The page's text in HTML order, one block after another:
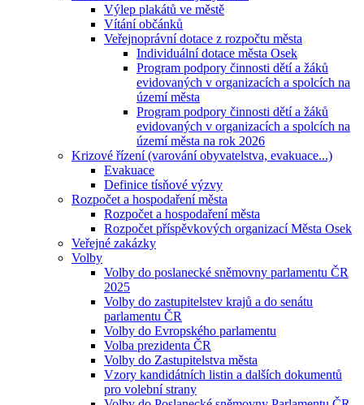
Výlep plakátů ve městě
Vítání občánků
Veřejnoprávní dotace z rozpočtu města
Individuální dotace města Osek
Program podpory činnosti dětí a žáků
evidovaných v organizacích a spolcích na
území města
Program podpory činnosti dětí a žáků
evidovaných v organizacích a spolcích na
území města na rok 2026
Krizové řízení (varování obyvatelstva, evakuace...)
Evakuace
Definice tísňové výzvy
Rozpočet a hospodaření města
Rozpočet a hospodaření města
Rozpočet příspěvkových organizací Města Osek
Veřejné zakázky
Volby
Volby do poslanecké sněmovny parlamentu ČR
2025
Volby do zastupitelstev krajů a do senátu
parlamentu ČR
Volby do Evropského parlamentu
Volba prezidenta ČR
Volby do Zastupitelstva města
Vzory kandidátních listin a dalších dokumentů
pro volební strany